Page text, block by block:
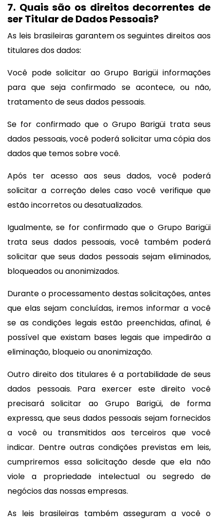
7. Quais são os direitos decorrentes de
ser Titular de Dados Pessoais?
As leis brasileiras garantem os seguintes direitos aos
titulares dos dados:
Você pode solicitar ao Grupo Barigüi informações
para que seja confirmado se acontece, ou não,
tratamento de seus dados pessoais.
Se for confirmado que o Grupo Barigüi trata seus
dados pessoais, você poderá solicitar uma cópia dos
dados que temos sobre você.
Após ter acesso aos seus dados, você poderá
solicitar a correção deles caso você verifique que
estão incorretos ou desatualizados.
Igualmente, se for confirmado que o Grupo Barigüi
trata seus dados pessoais, você também poderá
solicitar que seus dados pessoais sejam eliminados,
bloqueados ou anonimizados.
Durante o processamento destas solicitações, antes
que elas sejam concluídas, iremos informar a você
se as condições legais estão preenchidas, afinal, é
possível que existam bases legais que impedirão a
eliminação, bloqueio ou anonimização.
Outro direito dos titulares é a portabilidade de seus
dados pessoais. Para exercer este direito você
precisará solicitar ao Grupo Barigüi, de forma
expressa, que seus dados pessoais sejam fornecidos
a você ou transmitidos aos terceiros que você
indicar. Dentre outras condições previstas em leis,
cumpriremos essa solicitação desde que ela não
viole a propriedade intelectual ou segredo de
negócios das nossas empresas.
As leis brasileiras também asseguram a você o